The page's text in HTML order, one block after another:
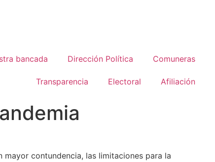
bancada Dirección Política Comuneras
Transparencia Electoral Afiliación
mayor contundencia, las limitaciones para la